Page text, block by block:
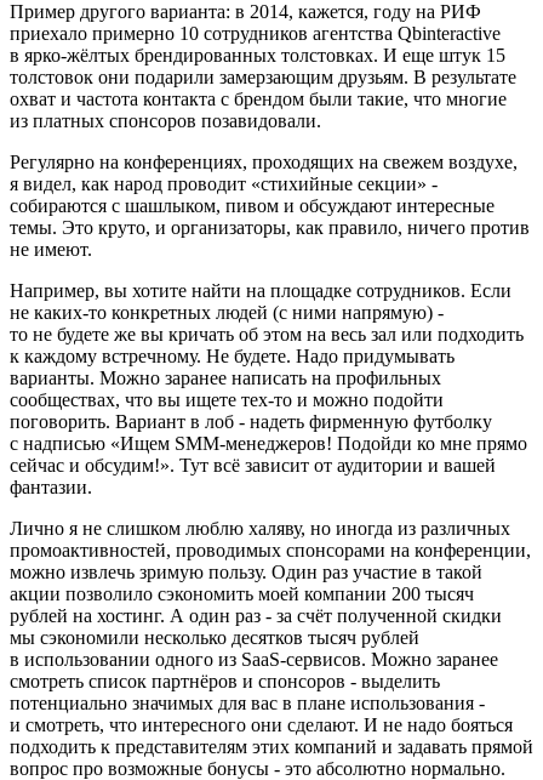
Пример другого варианта: в 2014, кажется, году на РИФ
приехало примерно 10 сотрудников агентства Qbinteractive
в ярко-жёлтых брендированных толстовках. И еще штук 15
толстовок они подарили замерзающим друзьям. В результате
охват и частота контакта с брендом были такие, что многие
из платных спонсоров позавидовали.
Регулярно на конференциях, проходящих на свежем воздухе,
я видел, как народ проводит «стихийные секции» -
собираются с шашлыком, пивом и обсуждают интересные
темы. Это круто, и организаторы, как правило, ничего против
не имеют.
Например, вы хотите найти на площадке сотрудников. Если
не каких-то конкретных людей (с ними напрямую) -
то не будете же вы кричать об этом на весь зал или подходить
к каждому встречному. Не будете. Надо придумывать
варианты. Можно заранее написать на профильных
сообществах, что вы ищете тех-то и можно подойти
поговорить. Вариант в лоб - надеть фирменную футболку
с надписью «Ищем SMM-менеджеров! Подойди ко мне прямо
сейчас и обсудим!». Тут всё зависит от аудитории и вашей
фантазии.
Лично я не слишком люблю халяву, но иногда из различных
промоактивностей, проводимых спонсорами на конференции,
можно извлечь зримую пользу. Один раз участие в такой
акции позволило сэкономить моей компании 200 тысяч
рублей на хостинг. А один раз - за счёт полученной скидки
мы сэкономили несколько десятков тысяч рублей
в использовании одного из SaaS-сервисов. Можно заранее
смотреть список партнёров и спонсоров - выделить
потенциально значимых для вас в плане использования -
и смотреть, что интересного они сделают. И не надо бояться
подходить к представителям этих компаний и задавать прямой
вопрос про возможные бонусы - это абсолютно нормально.